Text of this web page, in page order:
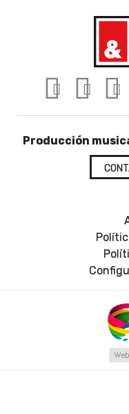
Producción